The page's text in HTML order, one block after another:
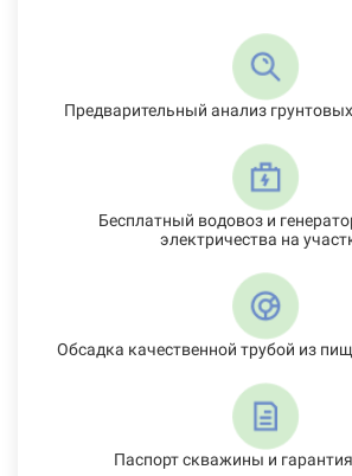
Предварительный анализ
Бесплатный водовоз и
электричества на
Обсадка качественной трубой из
Паспорт скважины и